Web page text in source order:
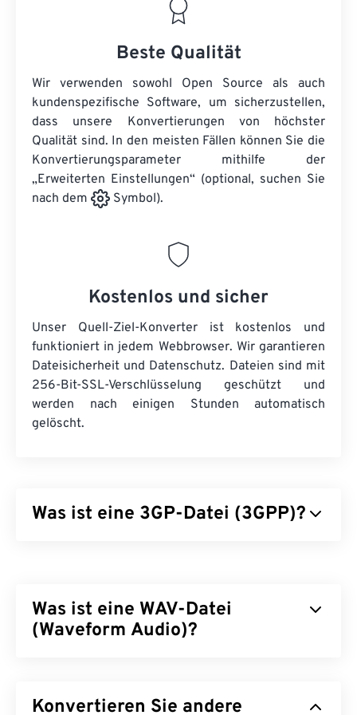
Beste Qualität
Wir verwenden sowohl Open Source als auch
kundenspezifische Software, um sicherzustellen,
dass unsere Konvertierungen von höchster
Qualität sind. In den meisten Fällen können Sie die
Konvertierungsparameter mithilfe der
„Erweiterten Einstellungen“ (optional, suchen Sie
nach dem
Symbol).
Kostenlos und sicher
Unser Quell-Ziel-Konverter ist kostenlos und
funktioniert in jedem Webbrowser. Wir garantieren
Dateisicherheit und Datenschutz. Dateien sind mit
256-Bit-SSL-Verschlüsselung geschützt und
werden nach einigen Stunden automatisch
gelöscht.
Was ist eine 3GP-Datei (3GPP)?
Generation (3G), einemGSM-Standard (Global
System for Mobile). Da UMTS eine
Wiedergabe von Medien über drahtlose
Was ist eine WAV-Datei
(Waveform Audio)?
WAV entstand aus der Weiterentwicklung des
Konvertieren Sie andere